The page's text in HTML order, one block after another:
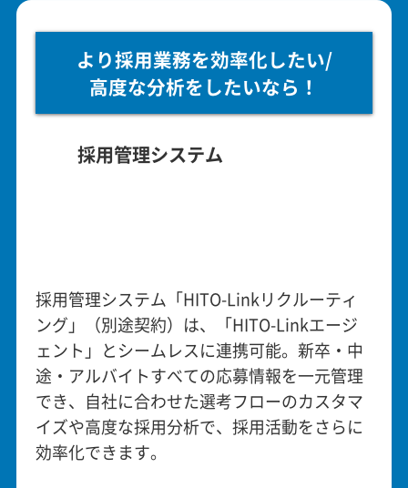
より採用業務を効率化したい/
高度な分析をしたいなら！
採用管理システム
採用管理システム「HITO-Linkリクルーティ
ング」（別途契約）は、「HITO-Linkエージ
ェント」とシームレスに連携可能。新卒・中
途・アルバイトすべての応募情報を一元管理
でき、自社に合わせた選考フローのカスタマ
イズや高度な採用分析で、採用活動をさらに
効率化できます。